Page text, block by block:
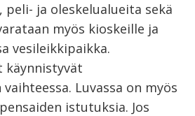
ja oleskelualueita sekä
myös kioskeille ja
vesileikkipaikka.
käynnistyvät
Luvassa on myös
istutuksia. Jos